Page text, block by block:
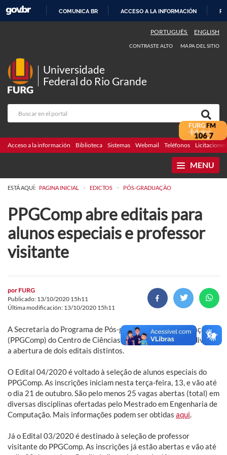
CONTENIDO
COMUNICA BR ACCESO A LA INFORMACIÓN
PORTUGUÊS ENGLISH
CONTRASTE ALTO MAPA DEL SITIO
Universidade
Federal do Rio Grande
Acceso a la información Biblioteca Sistemas Webmail Teléfonos Licitaciones
MENU
ESTÁ AQUÍ: PAGINA INICIAL > EDICTOS > PÓS-GRADUAÇÃO
PPGComp abre editais para
alunos especiais e professor
visitante
por FURG
Publicado: 13/10/2020 15h11
Última modificación: 13/10/2020 15h11
A Secretaria do Programa de Pós-graduação em Computação
(PPGComp) do Centro de Ciências Computacionais (C3) divulga
a abertura de dois editais distintos.
O Edital 04/2020 é voltado à seleção de alunos especiais do
PPGComp. As inscrições iniciam nesta terça-feira, 13, e vão até
o dia 21 de outubro. São pelo menos 25 vagas abertas (total) em
diversas disciplinas ofertadas pelo Mestrado em Engenharia de
Computação. Mais informações podem ser obtidas aqui
Já o Edital 03/2020 é destinado à seleção de professor
visitante do PPGComp. As inscrições já estão abertas e vão até